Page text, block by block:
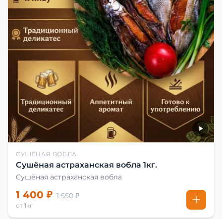
СУШЁНАЯ ВОБЛА
Сушёная астраханская вобла 1кг.
Сушёная астраханская вобла
1 400 ₽ 1 550 ₽
от 1кг